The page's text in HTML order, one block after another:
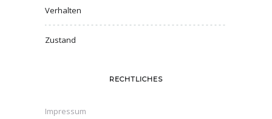
Verhalten
Zustand
RECHTLICHES
Impressum